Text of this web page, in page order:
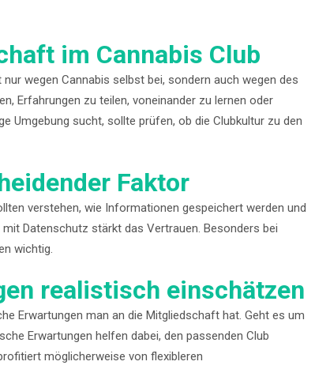
im Cannabis Club
wegen Cannabis selbst bei, sondern auch wegen des
Erfahrungen zu teilen, voneinander zu lernen oder
Umgebung sucht, sollte prüfen, ob die Clubkultur zu den
Faktor
verstehen, wie Informationen gespeichert werden und
Datenschutz stärkt das Vertrauen. Besonders bei
wichtig.
realistisch einschätzen
Erwartungen man an die Mitgliedschaft hat. Geht es um
Erwartungen helfen dabei, den passenden Club
möglicherweise von flexibleren